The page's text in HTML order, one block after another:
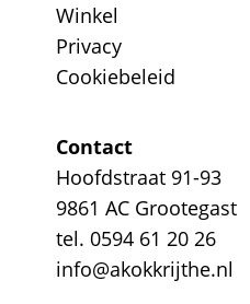
Winkel
Privacy
Cookiebeleid
Contact
Hoofdstraat 91-93
9861 AC Grootegast
tel. 0594 61 20 26
info@akokkrijthe.nl